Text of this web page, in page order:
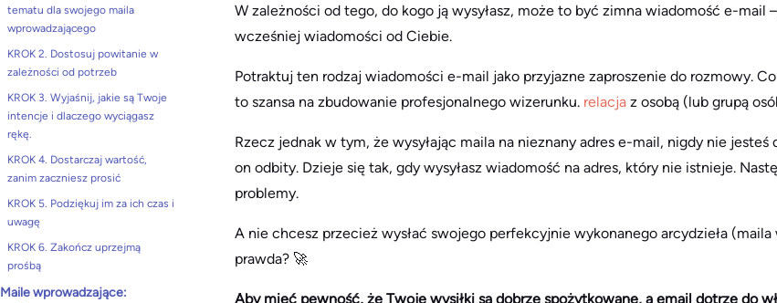
tematu dla swojego maila
wprowadzającego
KROK 2. Dostosuj powitanie w
zależności od potrzeb
KROK 3. Wyjaśnij, jakie są Twoje
intencje i dlaczego wyciągasz
rękę.
KROK 4. Dostarczaj wartość,
zanim zaczniesz prosić
KROK 5. Podziękuj im za ich czas i
uwagę
KROK 6. Zakończ uprzejmą
prośbą
Maile wprowadzające:
W zależności od tego, do kogo ją wysyłasz, może to być zimna wiadomość e-mail
wcześniej wiadomości od Ciebie.
Potraktuj ten rodzaj wiadomości e-mail jako przyjazne zaproszenie do rozmowy.
to szansa na zbudowanie profesjonalnego wizerunku. relacja z osobą (lub grupą
Rzecz jednak w tym, że wysyłając maila na nieznany adres e-mail, nigdy nie jesteś
on odbity. Dzieje się tak, gdy wysyłasz wiadomość na adres, który nie istnieje.
problemy.
A nie chcesz przecież wysłać swojego perfekcyjnie wykonanego arcydzieła
prawda? 🚀
Aby mieć pewność, że Twoje wysiłki są dobrze spożytkowane, a email dotrze do